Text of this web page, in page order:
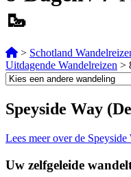
🥾
> Schotland
Uitdagende Wandelreizen >
Speyside Way
Lees meer over de
Uw zelfgeleide